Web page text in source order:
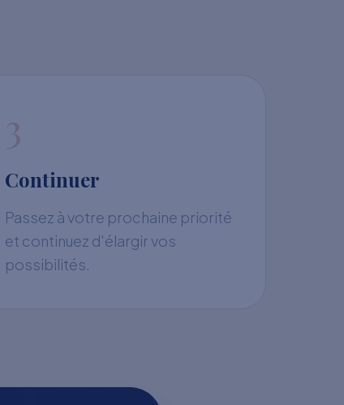
3
Continuer
Passez à votre prochaine priorité
et continuez d'élargir vos
possibilités.